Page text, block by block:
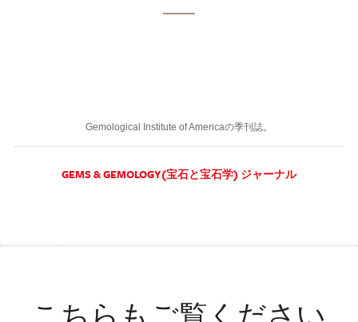
Gemological Institute of Americaの季刊誌。
GEMS & GEMOLOGY(宝石と宝石学) ジャーナル